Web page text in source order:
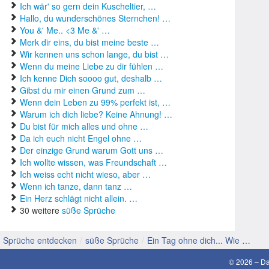
Ich wär' so gern dein Kuscheltier, …
Hallo, du wunderschönes Sternchen! …
You &' Me.. <3 Me &' …
Merk dir eins, du bist meine beste …
Wir kennen uns schon lange, du bist …
Wenn du meine Liebe zu dir fühlen …
Ich kenne Dich soooo gut, deshalb …
Gibst du mir einen Grund zum …
Wenn dein Leben zu 99% perfekt ist, …
Warum ich dich liebe? Keine Ahnung! …
Du bist für mich alles und ohne …
Da ich euch nicht Engel ohne …
Der einzige Grund warum Gott uns …
Ich wollte wissen, was Freundschaft …
Ich weiss echt nicht wieso, aber …
Wenn ich tanze, dann tanz …
Ein Herz schlägt nicht allein. …
30 weitere süße Sprüche
Sprüche entdecken / süße Sprüche / Ein Tag ohne dich... Wie …
© 2026 –